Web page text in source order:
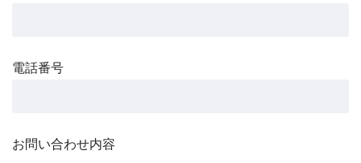
電話番号
お問い合わせ内容